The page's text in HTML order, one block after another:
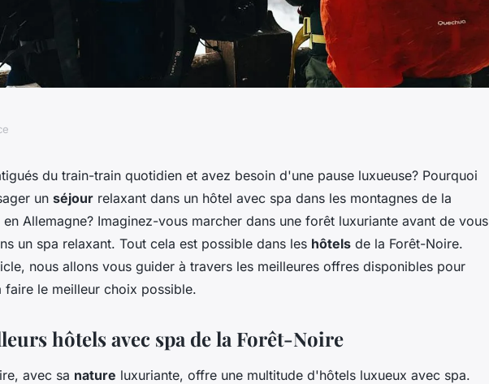
expériences
de la Forêt-
du train-train quotidien et avez besoin d'une pause luxueuse? Pourquoi
un séjour relaxant dans un hôtel avec spa dans les montagnes de la
Allemagne? Imaginez-vous marcher dans une forêt luxuriante avant de vous
un spa relaxant. Tout cela est possible dans les hôtels de la Forêt-Noire.
nous allons vous guider à travers les meilleures offres disponibles pour
faire le meilleur choix possible.
hôtels avec spa de la Forêt-Noire
avec sa nature luxuriante, offre une multitude d'hôtels luxueux avec spa.